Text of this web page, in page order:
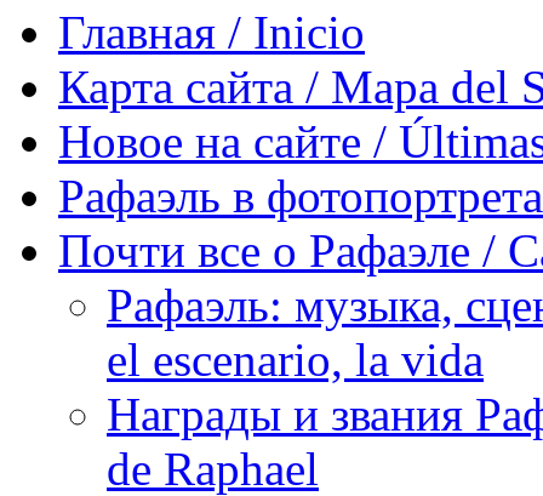
Главная / Inicio
Карта сайта / Mapa del
Новое на сайте /
Рафаэль в
Почти все о Рафаэле /
Рафаэль: музыка,
el escenario, la vida
Награды и звания
de Raphael